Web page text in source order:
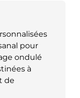
pour
ondulé
à
de